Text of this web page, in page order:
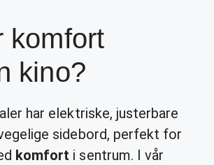
komfort
kino?
har elektriske, justerbare
sidebord, perfekt for
komfort i sentrum. I vår